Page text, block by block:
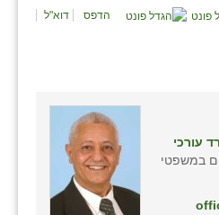
הדפס דוא"ל
עורכי
במשפטי